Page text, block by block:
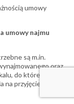
umowy
umowy najmu
są m.in.
oraz
do którego
na przyjęcie